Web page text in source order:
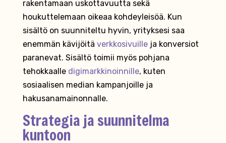
rakentamaan uskottavuutta sekä
houkuttelemaan oikeaa kohdeyleisöä. Kun
sisältö on suunniteltu hyvin, yrityksesi saa
enemmän kävijöitä verkkosivuilleja konversiot
paranevat. Sisältö toimii myös pohjana
tehokkaalle digimarkkinoinnille, kuten
sosiaalisen median kampanjoille ja
hakusanamainonnalle.
Strategia ja suunnitelma
kuntoon